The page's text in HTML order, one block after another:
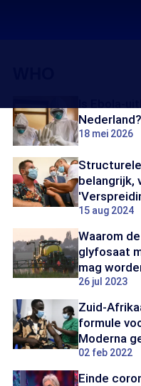
18 mei 2026
belangrijk,
15 aug 2024
Waarom
glyfosaat
mag
26 jul 2023
Zuid-
formule
Moderna
02 feb 2022
Einde